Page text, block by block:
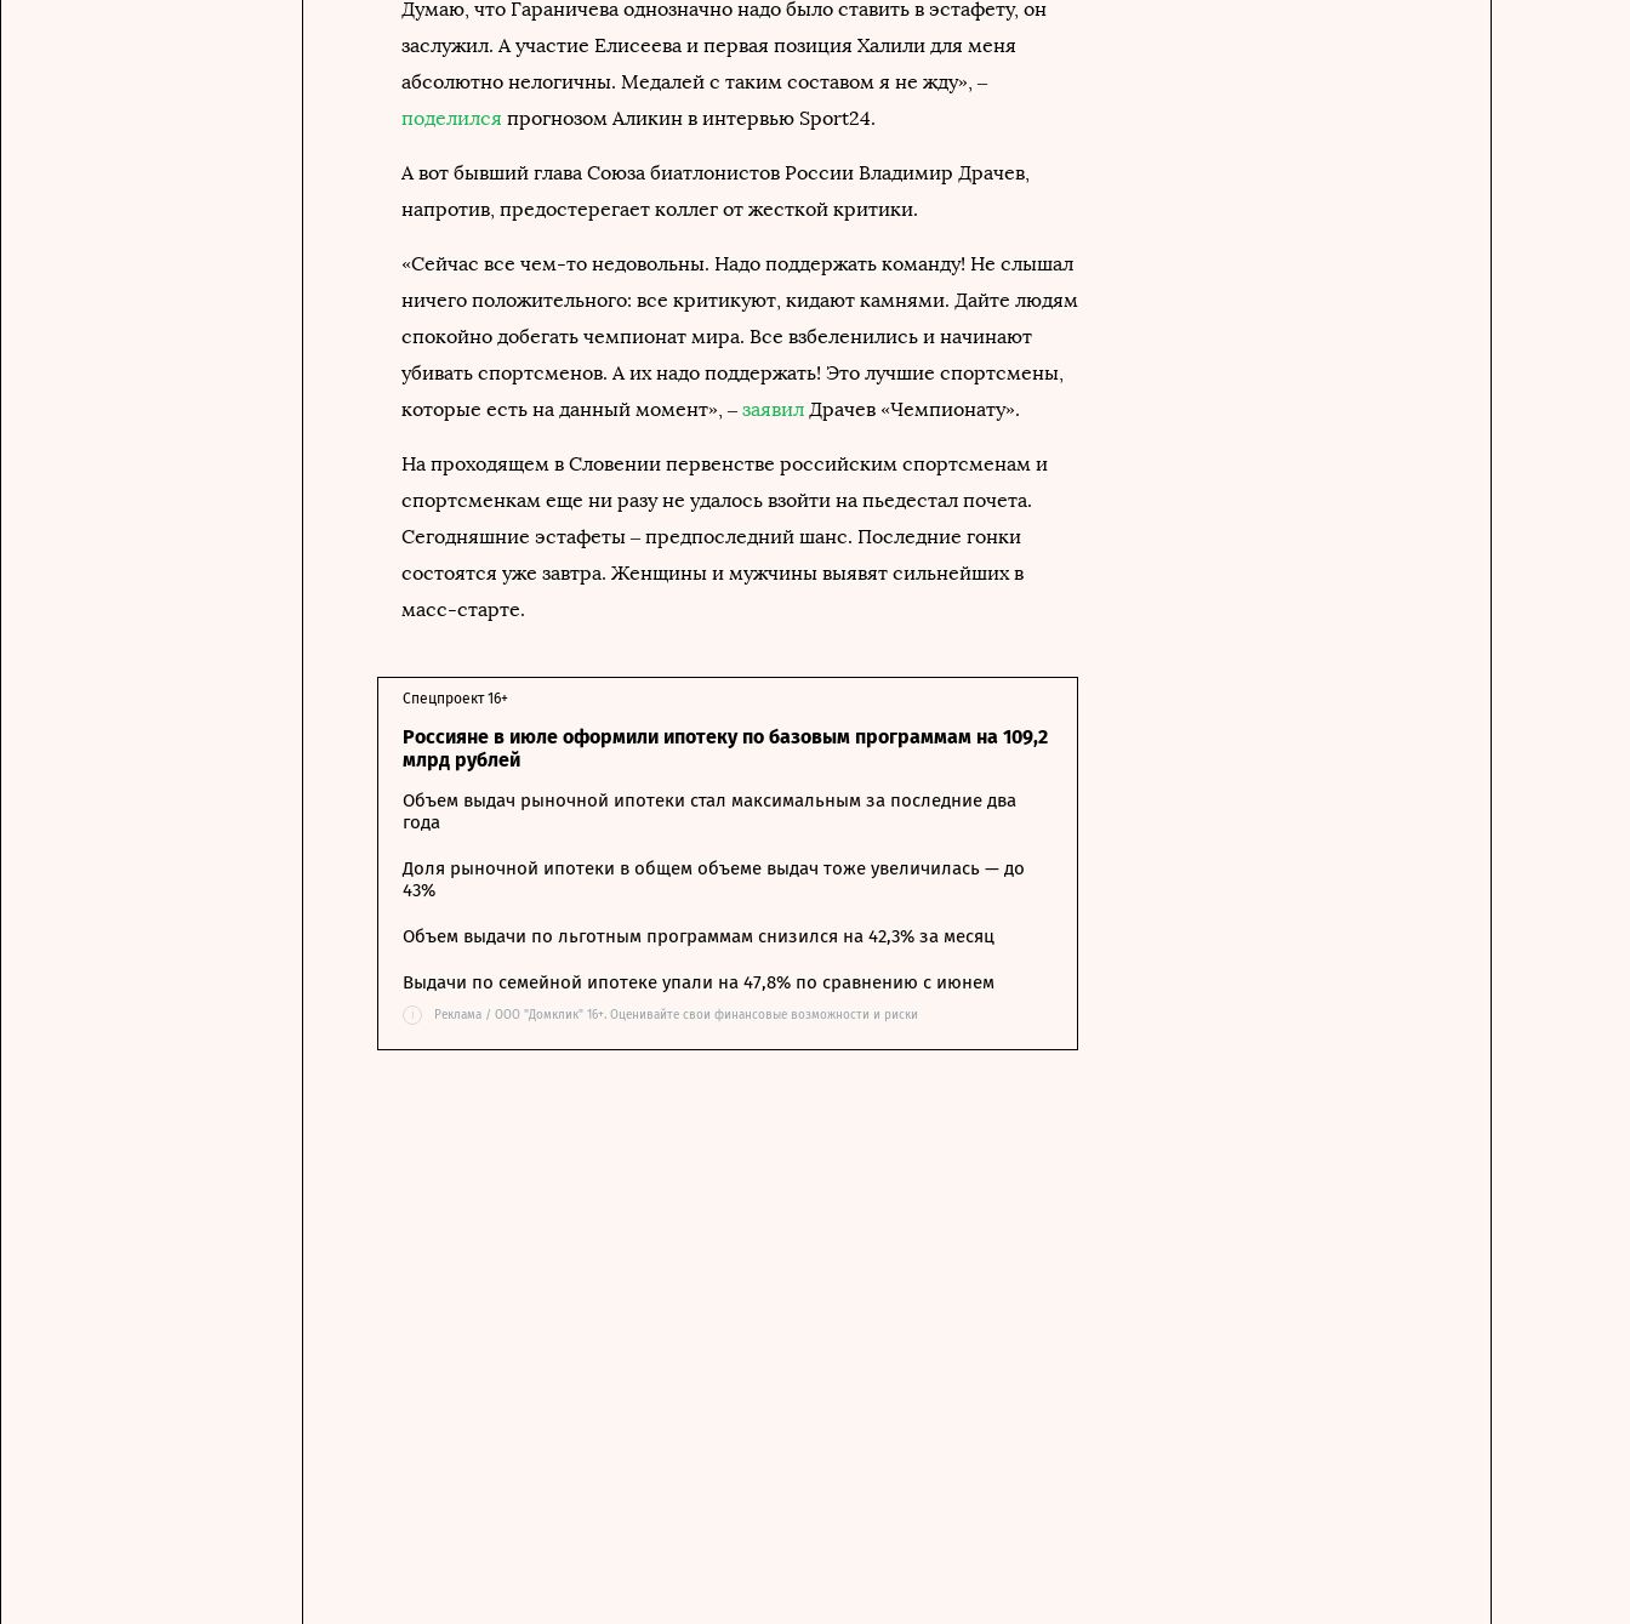
Думаю, что Гараничева однозначно надо было ставить в эстафету, он
заслужил. А участие Елисеева и первая позиция Халили для меня
абсолютно нелогичны. Медалей с таким составом я не жду», –
поделился прогнозом Аликин в интервью Sport24.
А вот бывший глава Союза биатлонистов России Владимир Драчев,
напротив, предостерегает коллег от жесткой критики.
«Сейчас все чем-то недовольны. Надо поддержать команду! Не слышал
ничего положительного: все критикуют, кидают камнями. Дайте людям
спокойно добегать чемпионат мира. Все взбеленились и начинают
убивать спортсменов. А их надо поддержать! Это лучшие спортсмены,
которые есть на данный момент», – заявил Драчев «Чемпионату».
На проходящем в Словении первенстве российским спортсменам и
спортсменкам еще ни разу не удалось взойти на пьедестал почета.
Сегодняшние эстафеты – предпоследний шанс. Последние гонки
состоятся уже завтра. Женщины и мужчины выявят сильнейших в
масс-старте.
Россияне в июле оформили ипотеку по базовым программам на 109,2
млрд рублей
Спецпроект 16+
Объем выдач рыночной ипотеки стал максимальным за последние два
года
Доля рыночной ипотеки в общем объеме выдач тоже увеличилась — до
43%
Объем выдачи по льготным программам снизился на 42,3% за месяц
Выдачи по семейной ипотеке упали на 47,8% по сравнению с июнем
i Реклама / ООО "Домклик" 16+. Оценивайте свои финансовые возможности и риски